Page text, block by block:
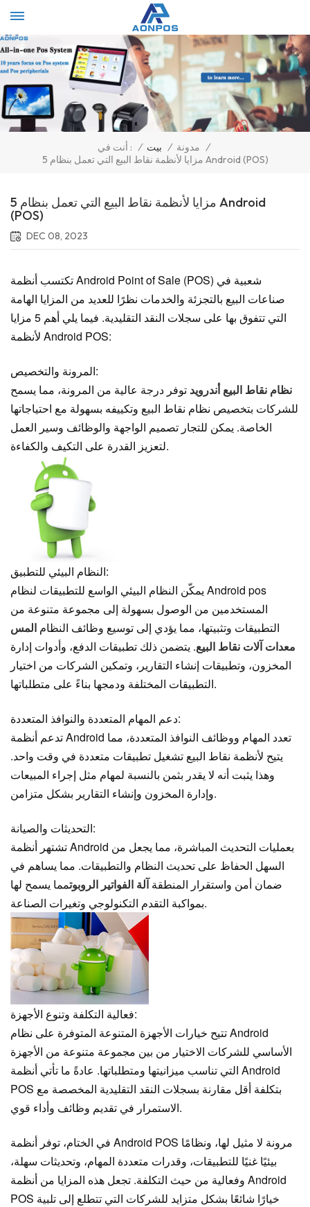
أنت في : / بيت / مدونة /
5 مزايا لأنظمة نقاط البيع التي تعمل بنظام Android (POS)
5 مزايا لأنظمة نقاط البيع التي تعمل بنظام Android
(POS)
DEC 08, 2023
تكتسب أنظمة Android Point of Sale (POS) شعبية في
صناعات البيع بالتجزئة والخدمات نظرًا للعديد من المزايا الهامة
التي تتفوق بها على سجلات النقد التقليدية. فيما يلي أهم 5 مزايا
لأنظمة Android POS:
المرونة والتخصيص:
نظام نقاط البيع أندرويد توفر درجة عالية من المرونة، مما يسمح
للشركات بتخصيص نظام نقاط البيع وتكييفه بسهولة مع احتياجاتها
الخاصة. يمكن للتجار تصميم الواجهة والوظائف وسير العمل
لتعزيز القدرة على التكيف والكفاءة.
النظام البيئي للتطبيق:
يمكّن النظام البيئي الواسع للتطبيقات لنظام Android pos
المستخدمين من الوصول بسهولة إلى مجموعة متنوعة من
التطبيقات وتثبيتها، مما يؤدي إلى توسيع وظائف النظام المس
معدات آلات نقاط البيع. يتضمن ذلك تطبيقات الدفع، وأدوات إدارة
المخزون، وتطبيقات إنشاء التقارير، وتمكين الشركات من اختيار
التطبيقات المختلفة ودمجها بناءً على متطلباتها.
دعم المهام المتعددة والنوافذ المتعددة:
تدعم أنظمة Android تعدد المهام ووظائف النوافذ المتعددة، مما
يتيح لأنظمة نقاط البيع تشغيل تطبيقات متعددة في وقت واحد.
وهذا يثبت أنه لا يقدر بثمن بالنسبة لمهام مثل إجراء المبيعات
وإدارة المخزون وإنشاء التقارير بشكل متزامن.
التحديثات والصيانة:
تشتهر أنظمة Android بعمليات التحديث المباشرة، مما يجعل من
السهل الحفاظ على تحديث النظام والتطبيقات. مما يساهم في
ضمان أمن واستقرار المنطقةآلة الفواتير الروبوتمما يسمح لها
بمواكبة التقدم التكنولوجي وتغيرات الصناعة.
فعالية التكلفة وتنوع الأجهزة:
تتيح خيارات الأجهزة المتنوعة المتوفرة على نظام Android
الأساسي للشركات الاختيار من بين مجموعة متنوعة من الأجهزة
التي تناسب ميزانيتها ومتطلباتها. عادةً ما تأتي أنظمة Android
POS بتكلفة أقل مقارنة بسجلات النقد التقليدية المخصصة مع
الاستمرار في تقديم وظائف وأداء قوي.
في الختام، توفر أنظمة Android POS مرونة لا مثيل لها، ونظامًا
بيئيًا غنيًا للتطبيقات، وقدرات متعددة المهام، وتحديثات سهلة،
وفعالية من حيث التكلفة. تجعل هذه المزايا من أنظمة Android
POS خيارًا شائعًا بشكل متزايد للشركات التي تتطلع إلى تلبية